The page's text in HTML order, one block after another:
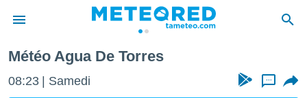
de
Météo Agua De Torres
08:23 Samedi ...